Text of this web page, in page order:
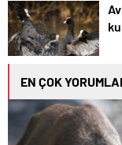
EN ÇOK